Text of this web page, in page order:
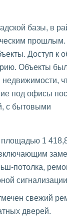
базы, в
прошлым.
Доступ к
Объекты
под офисы
с бытовыми
1
потолка,
свежий
дверей.